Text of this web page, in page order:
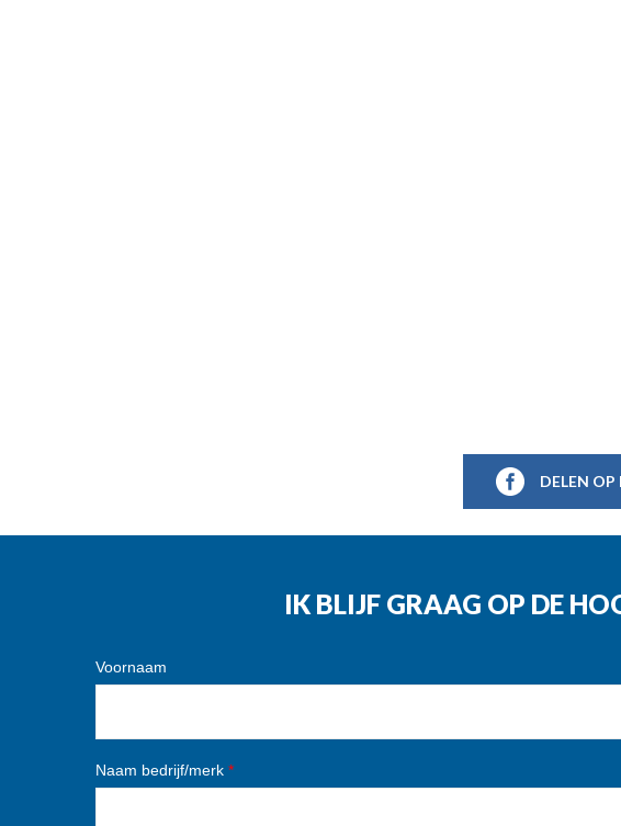
DELEN OP
IK BLIJF GRAAG OP DE
Voornaam
Naam bedrijf/merk *